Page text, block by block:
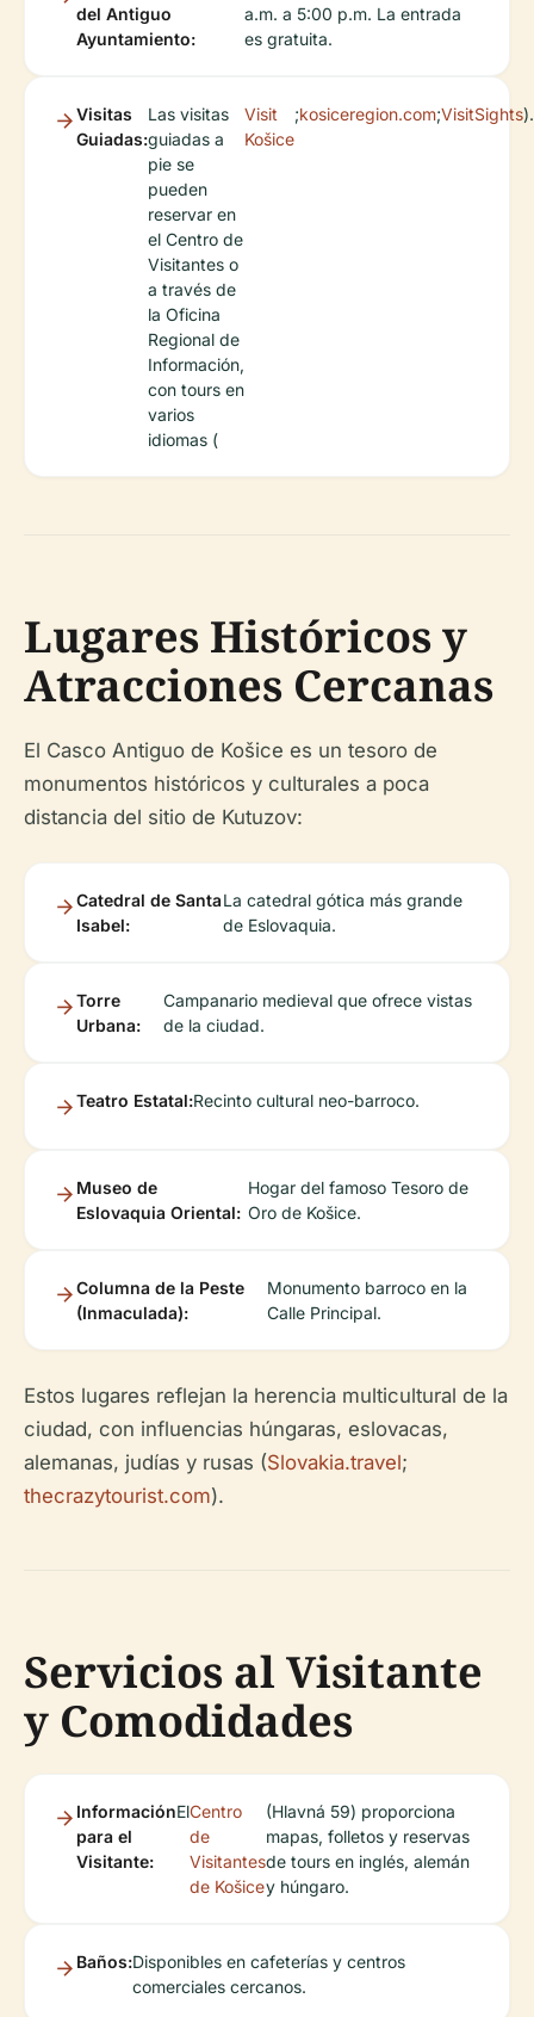
del Antiguo
Ayuntamiento:
a.m. a 5:00 p.m. La entrada
es gratuita.
Visitas
Guiadas:
Las visitas
guiadas a
pie se
pueden
reservar en
el Centro de
Visitantes o
a través de
la Oficina
Regional de
Información,
con tours en
varios
idiomas (
Visit
Košice
;kosiceregion.com;VisitSights).
Lugares Históricos y
Atracciones Cercanas
El Casco Antiguo de Košice es un tesoro de
monumentos históricos y culturales a poca
distancia del sitio de Kutuzov:
Catedral de Santa
Isabel:
La catedral gótica más grande
de Eslovaquia.
Torre
Urbana:
Campanario medieval que ofrece vistas
de la ciudad.
Teatro Estatal:Recinto cultural neo-barroco.
Museo de
Eslovaquia Oriental:
Hogar del famoso Tesoro de
Oro de Košice.
Columna de la Peste
(Inmaculada):
Monumento barroco en la
Calle Principal.
Estos lugares reflejan la herencia multicultural de la
ciudad, con influencias húngaras, eslovacas,
alemanas, judías y rusas (Slovakia.travel;
thecrazytourist.com).
Servicios al Visitante
y Comodidades
Información
para el
Visitante:
ElCentro
de
Visitantes
de Košice
(Hlavná 59) proporciona
mapas, folletos y reservas
de tours en inglés, alemán
y húngaro.
Baños:Disponibles en cafeterías y centros
comerciales cercanos.